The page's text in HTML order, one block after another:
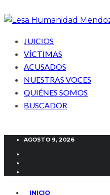
JUICIOS
VÍCTIMAS
ACUSADOS
NUESTRAS VOCES
QUIÉNES SOMOS
BUSCADOR
AGOSTO 9, 2026
INICIO